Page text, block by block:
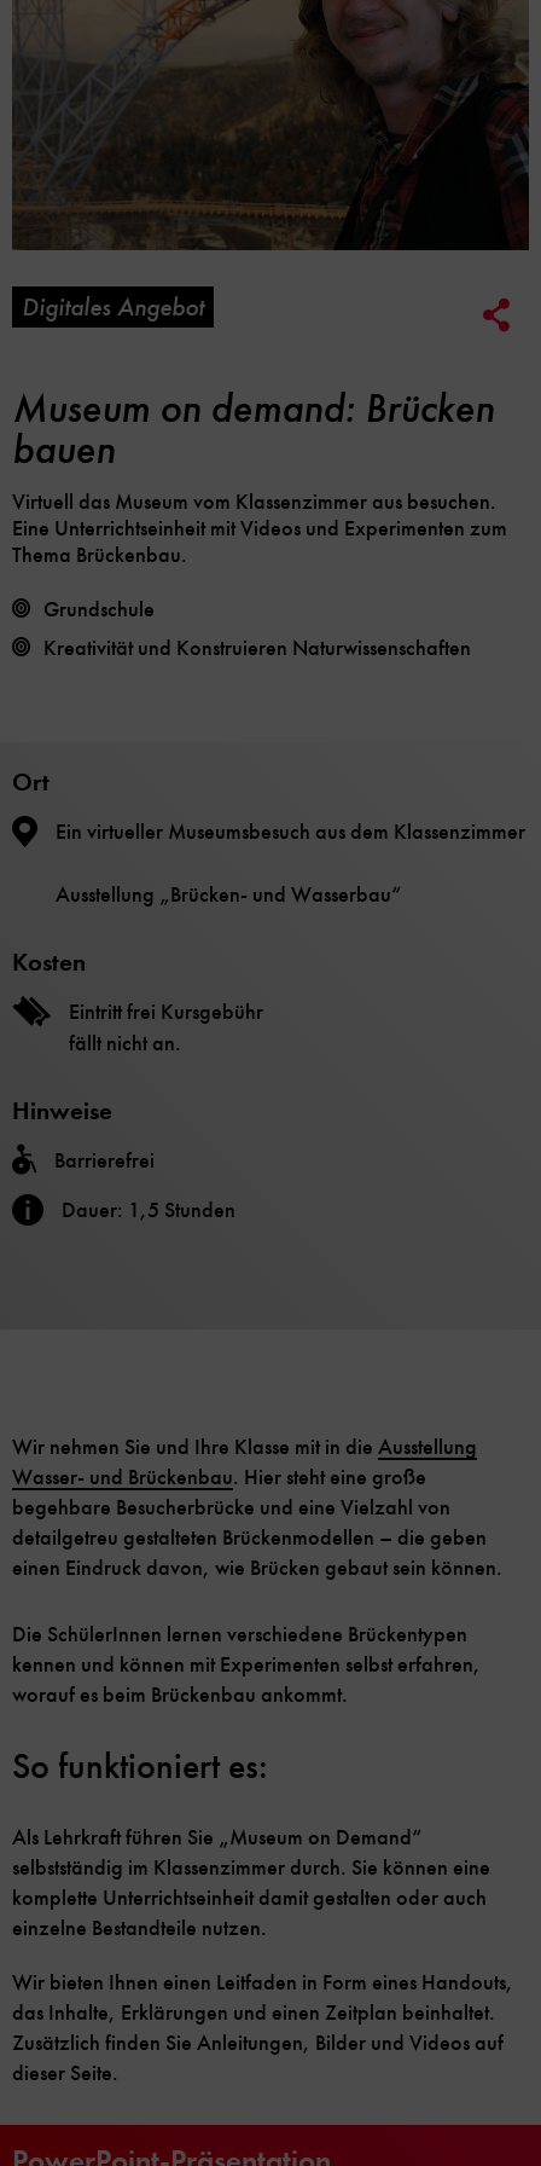
Digitales Angebot
Museum on demand: Brücken
bauen
Virtuell das Museum vom Klassenzimmer aus besuchen.
Eine Unterrichtseinheit mit Videos und Experimenten zum
Thema Brückenbau.
Grundschule
Kreativität und Konstruieren Naturwissenschaften
Ort
Ein virtueller Museumsbesuch aus dem Klassenzimmer
Ausstellung „Brücken- und Wasserbau“
Kosten
Eintritt frei Kursgebühr
fällt nicht an.
Hinweise
Barrierefrei
Dauer: 1,5 Stunden
Wir nehmen Sie und Ihre Klasse mit in die Ausstellung
Wasser- und Brückenbau. Hier steht eine große
begehbare Besucherbrücke und eine Vielzahl von
detailgetreu gestalteten Brückenmodellen – die geben
einen Eindruck davon, wie Brücken gebaut sein können.
Die SchülerInnen lernen verschiedene Brückentypen
kennen und können mit Experimenten selbst erfahren,
worauf es beim Brückenbau ankommt.
So funktioniert es:
Als Lehrkraft führen Sie „Museum on Demand“
selbstständig im Klassenzimmer durch. Sie können eine
komplette Unterrichtseinheit damit gestalten oder auch
einzelne Bestandteile nutzen.
Wir bieten Ihnen einen Leitfaden in Form eines Handouts,
das Inhalte, Erklärungen und einen Zeitplan beinhaltet.
Zusätzlich finden Sie Anleitungen, Bilder und Videos auf
dieser Seite.